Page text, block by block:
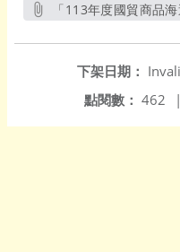
「113年度國貿商品
下架日期：
點閱數： 462 |